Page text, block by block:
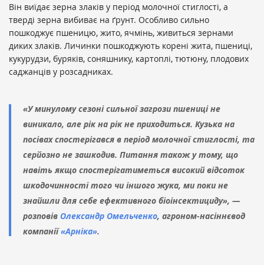
Він виїдає зерна злаків у період молочної стиглості, а
тверді зерна вибиває на ґрунт. Особливо сильно
пошкоджує пшеницю, жито, ячмінь, живиться зернами
диких злаків. Личинки пошкоджують корені жита, пшениці,
кукурудзи, буряків, соняшнику, картоплі, тютюну, плодових
саджанців у розсадниках.
«У минулому сезоні сильної загрози пшениці не
виникало, але рік на рік не приходиться. Кузька на
посівах спостерігався в період молочної стиглості, та
серйозно не зашкодив. Питання також у тому, що
навіть якщо спостерігатиметься високий відсоток
шкодочинності того чи іншого жука, ми поки не
знайшли для себе ефективного біоінсектициду», —
розповів Олександр Омельченко, агроном-насіннєвод
компанії «Арніка».